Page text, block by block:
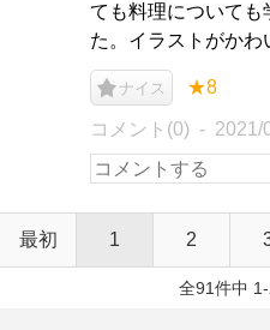
ても料理についても
た。イラストがかわ
ナイス ★8
コメント(0) 2021/
最初 1 2
全91件中